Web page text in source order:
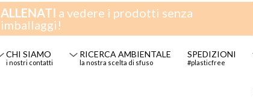
ALLENATI a vedere i prodotti senza
imballaggi!
CHI SIAMO
i nostri contatti
RICERCA AMBIENTALE
la nostra scelta di sfuso
SPEDIZIONI
#plasticfree